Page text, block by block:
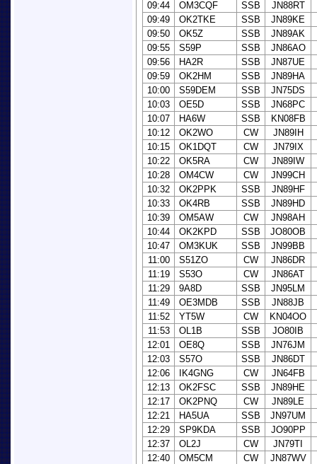
09:44
OM3CQF SSB
JN88RT
09:49
OK2TKE SSB
JN89KE
09:50
OK5Z SSB
JN89AK
09:55
S59P SSB
JN86AO
09:56
HA2R SSB
JN87UE
09:59
OK2HM SSB
JN89HA
10:00
S59DEM SSB
JN75DS
10:03
OE5D SSB
JN68PC
10:07
HA6W SSB
KN08FB
10:12
OK2WO CW
JN89IH
10:15
OK1DQT CW
JN79IX
10:22
OK5RA CW
JN89IW
10:28
OM4CW CW
JN99CH
10:32
OK2PPK SSB
JN89HF
10:33
OK4RB SSB
JN89HD
10:39
OM5AW CW
JN98AH
10:44
OK2KPD SSB
JO80OB
10:47
OM3KUK SSB
JN99BB
11:00
S51ZO CW
JN86DR
11:19
S53O CW
JN86AT
11:29
9A8D SSB
JN95LM
11:49
OE3MDB SSB
JN88JB
11:52
YT5W CW
KN04OO
11:53
OL1B SSB
JO80IB
12:01
OE8Q SSB
JN76JM
12:03
S57O SSB
JN86DT
12:06
IK4GNG CW
JN64FB
12:13
OK2FSC SSB
JN89HE
12:17
OK2PNQ CW
JN89LE
12:21
HA5UA SSB
JN97UM
12:29
SP9KDA SSB
JO90PP
12:37
OL2J CW
JN79TI
12:40
OM5CM CW
JN87WV